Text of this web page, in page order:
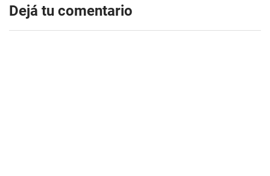
Dejá tu comentario